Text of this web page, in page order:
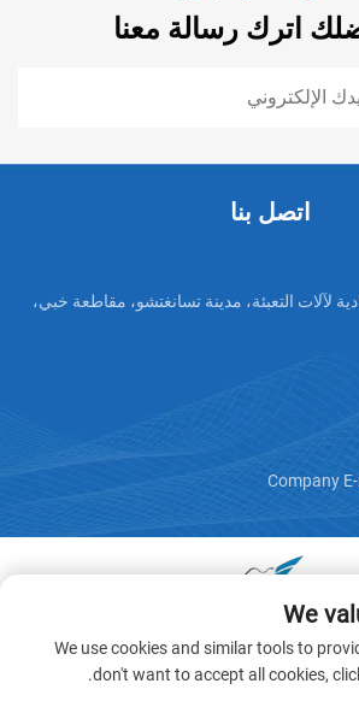
اترك رسالة معنا
اتصل بنا
لآلات التعبئة، مدينة تسانغتشو، مقاطعة خبي،
Company
جميع الحقوق محفوظة © 2025 بواسطة دونغقوانغ هوايو عربة آلات
We
We use cookies and similar tools to
don't want to accept all cookies,